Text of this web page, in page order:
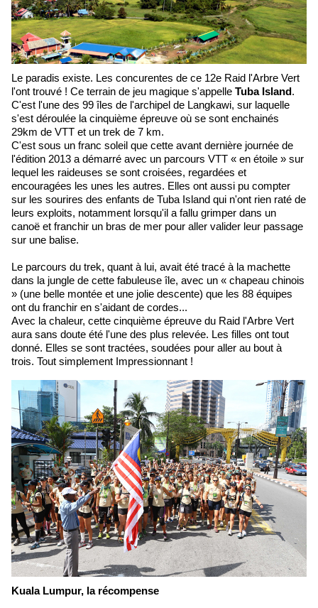
Le paradis existe. Les concurentes de ce 12e Raid l'Arbre Vert
l'ont trouvé ! Ce terrain de jeu magique s'appelle Tuba Island.
C'est l'une des 99 îles de l'archipel de Langkawi, sur laquelle
s'est déroulée la cinquième épreuve où se sont enchainés
29km de VTT et un trek de 7 km.
C'est sous un franc soleil que cette avant dernière journée de
l'édition 2013 a démarré avec un parcours VTT « en étoile » sur
lequel les raideuses se sont croisées, regardées et
encouragées les unes les autres. Elles ont aussi pu compter
sur les sourires des enfants de Tuba Island qui n'ont rien raté de
leurs exploits, notamment lorsqu'il a fallu grimper dans un
canoë et franchir un bras de mer pour aller valider leur passage
sur une balise.
Le parcours du trek, quant à lui, avait été tracé à la machette
dans la jungle de cette fabuleuse île, avec un « chapeau chinois
» (une belle montée et une jolie descente) que les 88 équipes
ont du franchir en s'aidant de cordes...
Avec la chaleur, cette cinquième épreuve du Raid l'Arbre Vert
aura sans doute été l'une des plus relevée. Les filles ont tout
donné. Elles se sont tractées, soudées pour aller au bout à
trois. Tout simplement Impressionnant !
Kuala Lumpur, la récompense